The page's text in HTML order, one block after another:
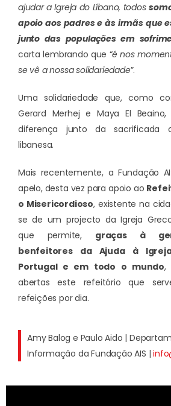
ajudar a Igreja do Líbano, todos
apoio aos padres e às irmãs que
junto das populações em
carta lembrando que “é nos
se vê a nossa solidariedade”.
Uma solidariedade que, como
Gerard Merhej e Maya El
diferença junto da sacrificada
libanesa.
Mais recentemente, a Fundação
apelo, desta vez para apoio ao
o Misericordioso, existente na
se de um projecto da Igreja
que permite, graças à
benfeitores da Ajuda à
Portugal e em todo o mundo,
abertas este refeitório que
refeições por dia.
Amy Balog e Paulo Aido |
Informação da Fundação AIS |